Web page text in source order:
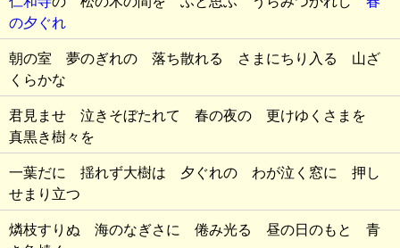
の夕ぐれ
朝の室 夢のぎれの 落ち散れる さまにちり入る 山ざ
くらかな
君見ませ 泣きそぼたれて 春の夜の 更けゆくさまを
真黒き樹々を
一葉だに 揺れず大樹は 夕ぐれの わが泣く窓に 押し
せまり立つ
燐枝すりぬ 海のなぎさに 倦み光る 昼の日のもと 青